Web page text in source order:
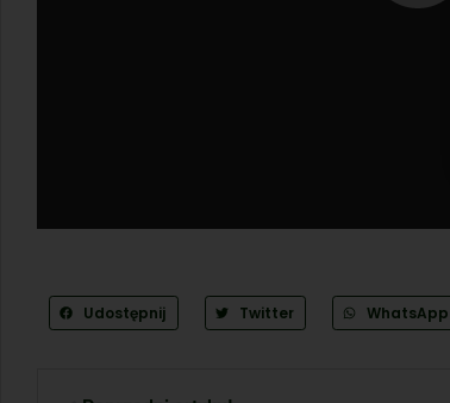
Udostępnij Twitter WhatsApp